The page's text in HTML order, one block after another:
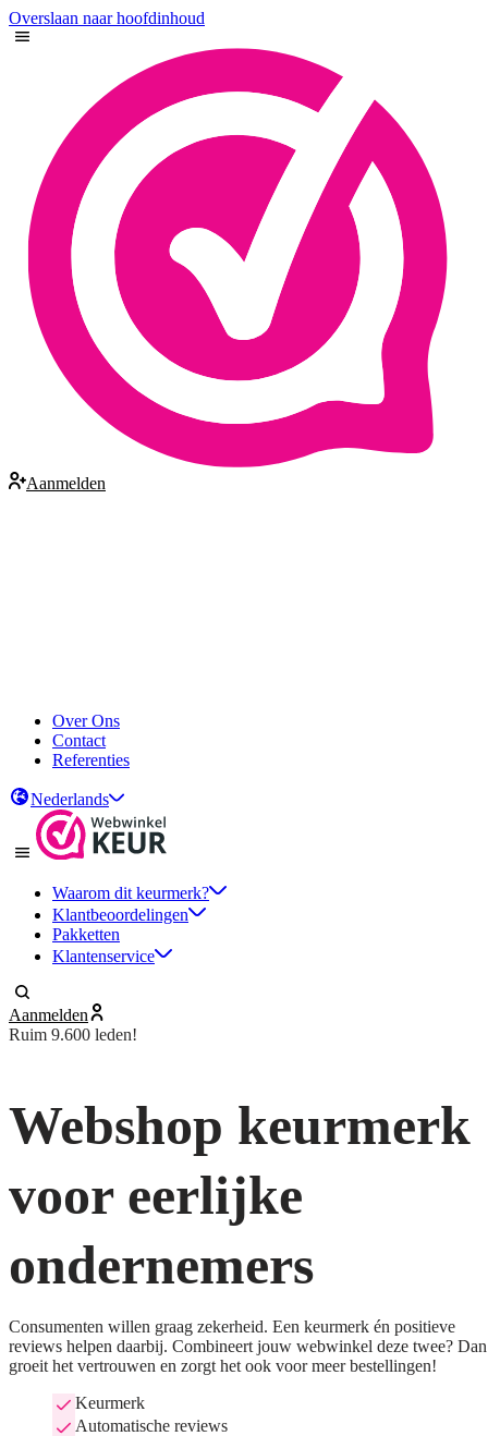
Overslaan naar hoofdinhoud
Aanmelden
Over Ons
Contact
Referenties
Nederlands
Waarom dit keurmerk?
Klantbeoordelingen
Pakketten
Klantenservice
Aanmelden
Ruim 9.600 leden!
Webshop keurmerk
voor eerlijke
ondernemers
Consumenten willen graag zekerheid. Een keurmerk én positieve
reviews helpen daarbij. Combineert jouw webwinkel deze twee? Dan
groeit het vertrouwen en zorgt het ook voor meer bestellingen!
Keurmerk
Automatische reviews